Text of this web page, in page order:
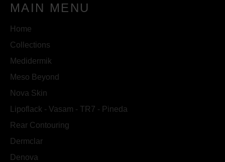
MAIN MENU
Home
Collections
Medidermik
Meso Beyond
Nova Skin
Lipoflack - Vasam - TR7 - Pineda
Rear Contouring
Dermclar
Denova